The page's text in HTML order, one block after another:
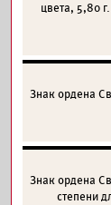
цвета, 5,80
Знак ордена
Знак ордена
степени